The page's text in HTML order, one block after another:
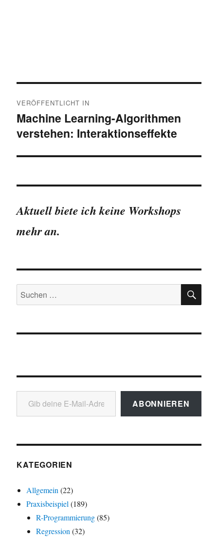
VERÖFFENTLICHT IN
Machine Learning-Algorithmen
verstehen: Interaktionseffekte
Aktuell biete ich keine Workshops
mehr an.
Suchen
nach:
Gib deine E-Mail-Adresse ein ...
ABONNIEREN
KATEGORIEN
Allgemein(22)
Praxisbeispiel(189)
R-Programmierung(85)
Regression(32)